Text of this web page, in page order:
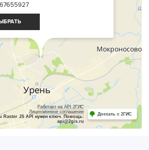
Работает на API 2ГИС
Лицензионное соглашение
Raster JS API нужен ключ. Помощь:
api@2gis.ru
Доехать с 2ГИС